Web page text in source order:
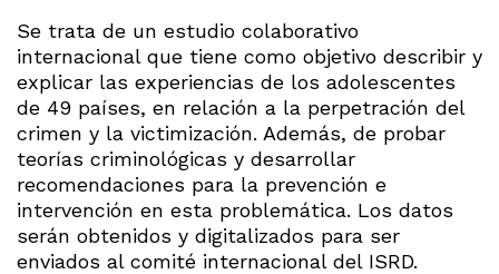
Se trata de un estudio colaborativo
internacional que tiene como objetivo describir y
explicar las experiencias de los adolescentes
de 49 países, en relación a la perpetración del
crimen y la victimización. Además, de probar
teorías criminológicas y desarrollar
recomendaciones para la prevención e
intervención en esta problemática. Los datos
serán obtenidos y digitalizados para ser
enviados al comité internacional del ISRD.